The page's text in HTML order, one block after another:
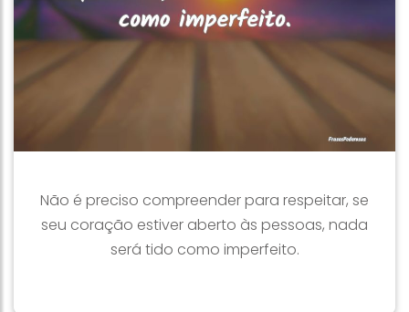
Não é preciso compreender para respeitar, se
seu coração estiver aberto às pessoas, nada
será tido como imperfeito.